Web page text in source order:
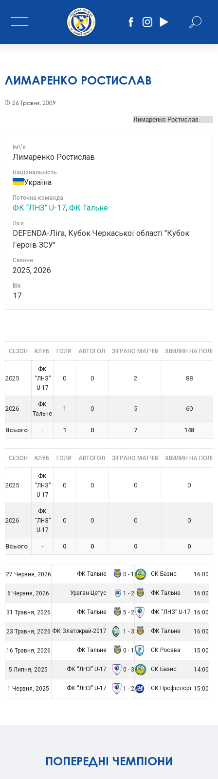
ЛИМАРЕНКО РОСТИСЛАВ
26 Травня, 2009
Ім\'я
Лимаренко Ростислав
Національність
Україна
Поточна команда
ФК “ЛНЗ” U-17, ФК Тальне
Ліги
DEFENDA-Ліга, Кубок Черкаської області "Кубок
Героїв ЗСУ"
Сезони
2025, 2026
Вік
17
СЕЗОН КЛУБ ГОЛИ АВТОГОЛ ЗІГРАНО МАТЧІВ ХВИЛИН НА ПОЛІ
2025
ФК
“ЛНЗ”
U-17
0 0 2 88
2026
ФК
Тальне
1 0 5 60
Всього - 1 0 7 148
СЕЗОН КЛУБ ГОЛИ АВТОГОЛ ЗІГРАНО МАТЧІВ ХВИЛИН НА ПОЛІ
2025
ФК
“ЛНЗ”
U-17
0 0 0 0
2026
ФК
“ЛНЗ”
U-17
0 0 0 0
Всього - 0 0 0 0
27 Червня, 2026 ФК Тальне 0 - 1 СК Базис 16:00
6 Червня, 2026 Ураган-Цетус 1 - 2 ФК Тальне 16:00
31 Травня, 2026 ФК Тальне 5 - 2 ФК “ЛНЗ” U-17 16:00
23 Травня, 2026 ФК Златокрай-2017 1 - 3 ФК Тальне 16:00
16 Травня, 2026 ФК Тальне 0 - 1 СК Росава 15:00
5 Липня, 2025 ФК “ЛНЗ” U-17 0 - 3 СК Базис 14:00
1 Червня, 2025 ФК “ЛНЗ” U-17 1 - 2 СК Профіспорт 15:00
ПОПЕРЕДНІ ЧЕМПІОНИ